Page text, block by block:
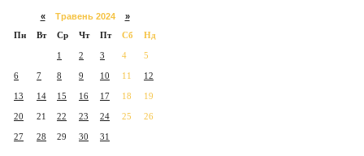
«Травень 2024 »
Пн
Вт Ср Чт Пт Сб Нд
1 2 3 4 5
6 7 8 9 10 11 12
13 14 15 16 17 18 19
20 21 22 23 24 25 26
27 28 29 30 31